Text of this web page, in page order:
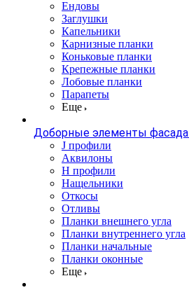
Ендовы
Заглушки
Капельники
Карнизные планки
Коньковые планки
Крепежные планки
Лобовые планки
Парапеты
Еще
Доборные элементы фасада
J профили
Аквилоны
Н профили
Нащельники
Откосы
Отливы
Планки внешнего угла
Планки внутреннего угла
Планки начальные
Планки оконные
Еще